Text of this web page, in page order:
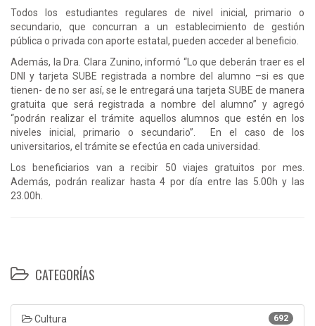
Todos los estudiantes regulares de nivel inicial, primario o
secundario, que concurran a un establecimiento de gestión
pública o privada con aporte estatal, pueden acceder al beneficio.
Además, la Dra. Clara Zunino, informó “Lo que deberán traer es el
DNI y tarjeta SUBE registrada a nombre del alumno –si es que
tienen- de no ser así, se le entregará una tarjeta SUBE de manera
gratuita que será registrada a nombre del alumno” y agregó
“podrán realizar el trámite aquellos alumnos que estén en los
niveles inicial, primario o secundario”. En el caso de los
universitarios, el trámite se efectúa en cada universidad.
Los beneficiarios van a recibir 50 viajes gratuitos por mes.
Además, podrán realizar hasta 4 por día entre las 5.00h y las
23.00h.
CATEGORÍAS
692
Cultura